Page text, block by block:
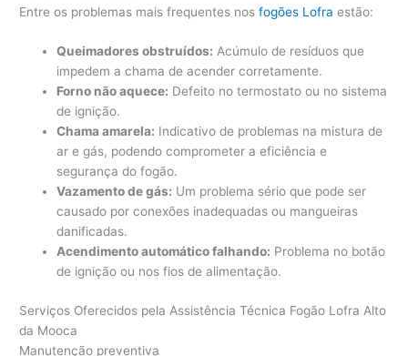
Entre os problemas mais frequentes nosfogões Lofra estão:
Queimadores obstruídos: Acúmulo de resíduos que
impedem a chama de acender corretamente.
Forno não aquece: Defeito no termostato ou no sistema
de ignição.
Chama amarela: Indicativo de problemas na mistura de
ar e gás, podendo comprometer a eficiência e
segurança do fogão.
Vazamento de gás: Um problema sério que pode ser
causado por conexões inadequadas ou mangueiras
danificadas.
Acendimento automático falhando: Problema no botão
de ignição ou nos fios de alimentação.
Serviços Oferecidos pela Assistência Técnica Fogão Lofra Alto
da Mooca
Manutenção preventiva